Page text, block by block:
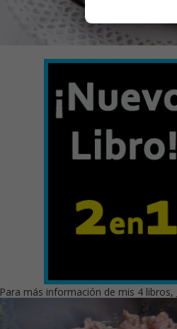
Para más información de mis 4 libros,